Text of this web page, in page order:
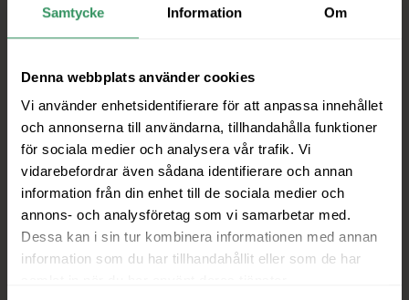
Samtycke Information Om
Denna webbplats använder cookies
Vi använder enhetsidentifierare för att anpassa innehållet
och annonserna till användarna, tillhandahålla funktioner
för sociala medier och analysera vår trafik. Vi
vidarebefordrar även sådana identifierare och annan
information från din enhet till de sociala medier och
annons- och analysföretag som vi samarbetar med.
Dessa kan i sin tur kombinera informationen med annan
information som du har tillhandahållit eller som de har